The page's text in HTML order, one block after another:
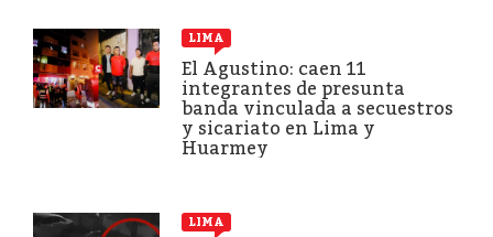
LIMA
El Agustino: caen 11
integrantes de presunta
banda vinculada a secuestros
y sicariato en Lima y
Huarmey
LIMA